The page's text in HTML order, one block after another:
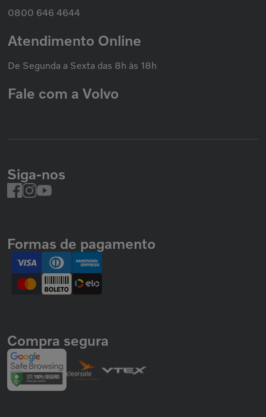
0800 646 4644
Atendimento Online
De Segunda a Sexta das 8h às 18h
Fale com a Volvo
Siga-nos
Formas de pagamento
Compra segura